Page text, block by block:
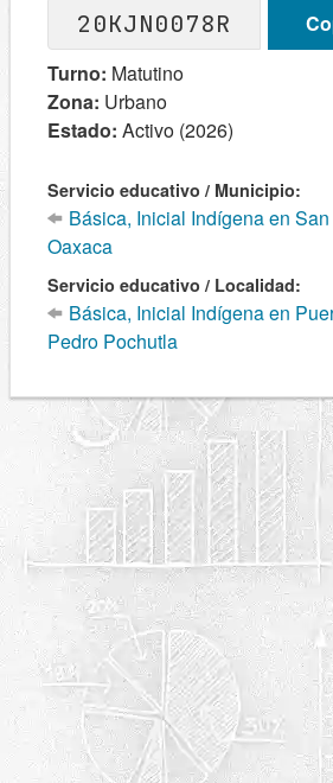
20KJN0078R
Turno: Matutino
Zona: Urbano
Estado: Activo (2026)
Servicio educativo / Municipio:
Básica, Inicial Indígena en
Oaxaca
Servicio educativo / Localidad:
Básica, Inicial Indígena en
Pedro Pochutla